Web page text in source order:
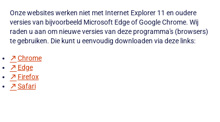
Onze websites werken niet met Internet Explorer 11 en oudere
versies van bijvoorbeeld Microsoft Edge of Google Chrome. Wij
raden u aan om nieuwe versies van deze programma's (browsers)
te gebruiken. Die kunt u eenvoudig downloaden via deze links:
Chrome
Edge
Firefox
Safari